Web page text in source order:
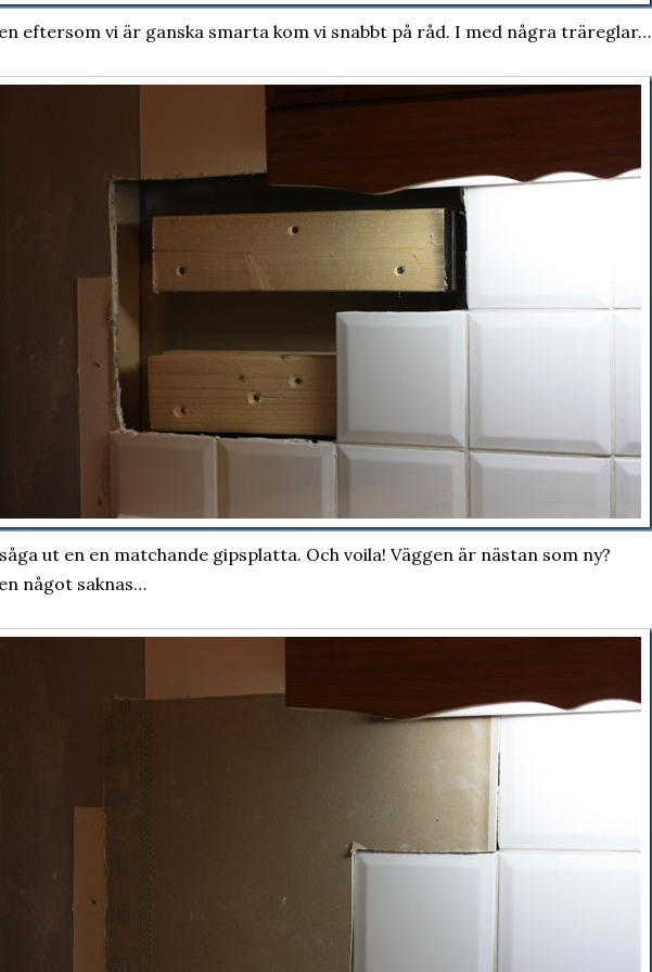
eftersom vi är ganska smarta kom vi snabbt på råd. I med några träreglar…
ut en en matchande gipsplatta. Och voila! Väggen är nästan som ny?
något saknas…